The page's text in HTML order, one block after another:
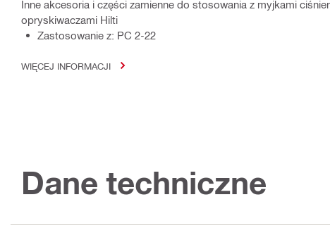
Inne akcesoria i części zamienne do stosowania z myjkami
opryskiwaczami Hilti
Zastosowanie z: PC 2-22
WIĘCEJ INFORMACJI
Dane techniczne